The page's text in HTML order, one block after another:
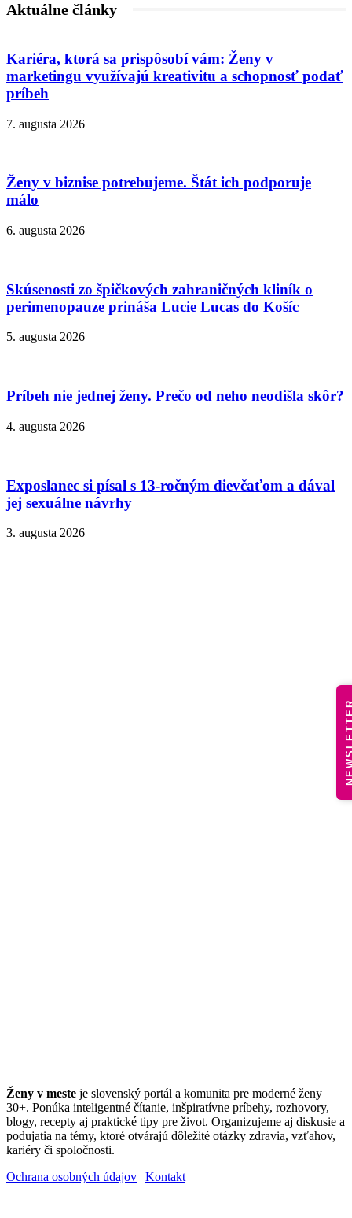
Aktuálne články
Kariéra, ktorá sa prispôsobí vám: Ženy v
marketingu využívajú kreativitu a schopnosť podať
príbeh
7. augusta 2026
Ženy v biznise potrebujeme. Štát ich podporuje
málo
6. augusta 2026
Skúsenosti zo špičkových zahraničných kliník o
perimenopauze prináša Lucie Lucas do Košíc
5. augusta 2026
Príbeh nie jednej ženy. Prečo od neho neodišla skôr?
4. augusta 2026
Exposlanec si písal s 13-ročným dievčaťom a dával
jej sexuálne návrhy
3. augusta 2026
Ženy v meste je slovenský portál a komunita pre moderné ženy
30+. Ponúka inteligentné čítanie, inšpiratívne príbehy, rozhovory,
blogy, recepty aj praktické tipy pre život. Organizujeme aj diskusie a
podujatia na témy, ktoré otvárajú dôležité otázky zdravia, vzťahov,
kariéry či spoločnosti.
Ochrana osobných údajov | Kontakt